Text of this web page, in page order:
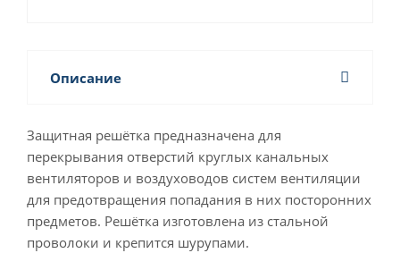
Описание
Защитная решётка предназначена для
перекрывания отверстий круглых канальных
вентиляторов и воздуховодов систем вентиляции
для предотвращения попадания в них посторонних
предметов. Решётка изготовлена из стальной
проволоки и крепится шурупами.